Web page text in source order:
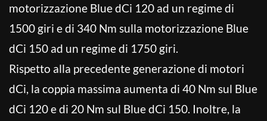
motorizzazione Blue dCi 120 ad un regime di
1500 giri e di 340 Nm sulla motorizzazione Blue
dCi 150 ad un regime di 1750 giri.
Rispetto alla precedente generazione di motori
dCi, la coppia massima aumenta di 40 Nm sul Blue
dCi 120 e di 20 Nm sul Blue dCi 150. Inoltre, la